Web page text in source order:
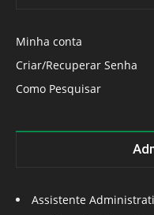
Minha conta
Criar/Recuperar Senha
Como Pesquisar
Assistente